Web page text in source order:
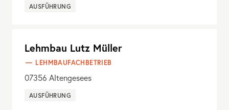
AUSFÜHRUNG
Lehmbau Lutz Müller
LEHMBAUFACHBETRIEB
07356 Altengesees
AUSFÜHRUNG